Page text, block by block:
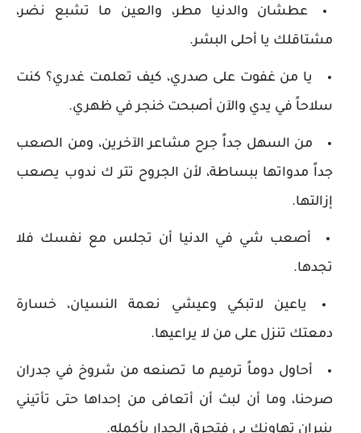
عطشان والدنيا مطر، والعين ما تشبع نضر،
مشتاقلك يا أحلى البشر.
يا من غفوت على صدري، كيف تعلمت غدري؟ كنت
سلاحاً في يدي والآن أصبحت خنجر في ظهري.
من السهل جداً جرح مشاعر الآخرين، ومن الصعب
جداً مدواتها ببساطة، لأن الجروح تتر ك ندوب يصعب
إزالتها.
أصعب شي في الدنيا أن تجلس مع نفسك فلا
تجدها.
ياعين لاتبكي وعيشي نعمة النسيان، خسارة
دمعتك تنزل على من لا يراعيها.
أحاول دوماً ترميم ما تصنعه من شروخ في جدران
صرحنا، وما أن لبث أن أتعافى من إحداها حتى تأتيني
بنيران تهاونك بي فتحرق الجدار بأكمله.